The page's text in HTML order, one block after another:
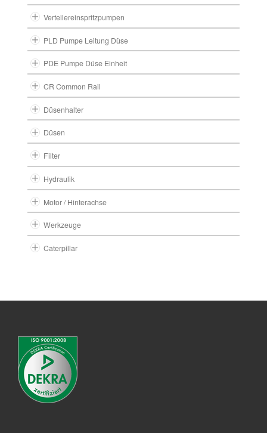
Verteilereinspritzpumpen
PLD Pumpe Leitung Düse
PDE Pumpe Düse Einheit
CR Common Rail
Düsenhalter
Düsen
Filter
Hydraulik
Motor / Hinterachse
Werkzeuge
Caterpillar